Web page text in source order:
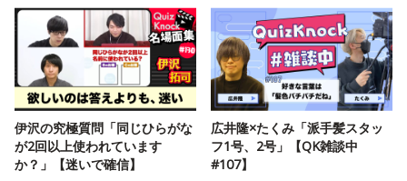
伊沢の究極質問「同じひらがな
が2回以上使われています
か？」【迷いで確信】
広井隆×たくみ「派手髪スタッ
フ1号、2号」【QK雑談中
#107】